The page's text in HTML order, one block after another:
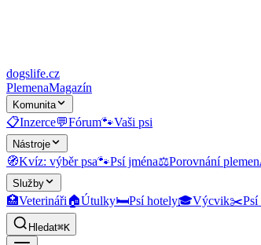
dogslife.cz
PlemenaMagazín
Komunita
📋Inzerce💬Fórum🐾Vaši psi
Nástroje
🧭Kvíz: výběr psa🐾Psí jména⚖️Porovnání plemen
Služby
🏥Veterináři🏠Útulky🛏️Psí hotely🎓Výcvik✂️Psí
Hledat⌘K